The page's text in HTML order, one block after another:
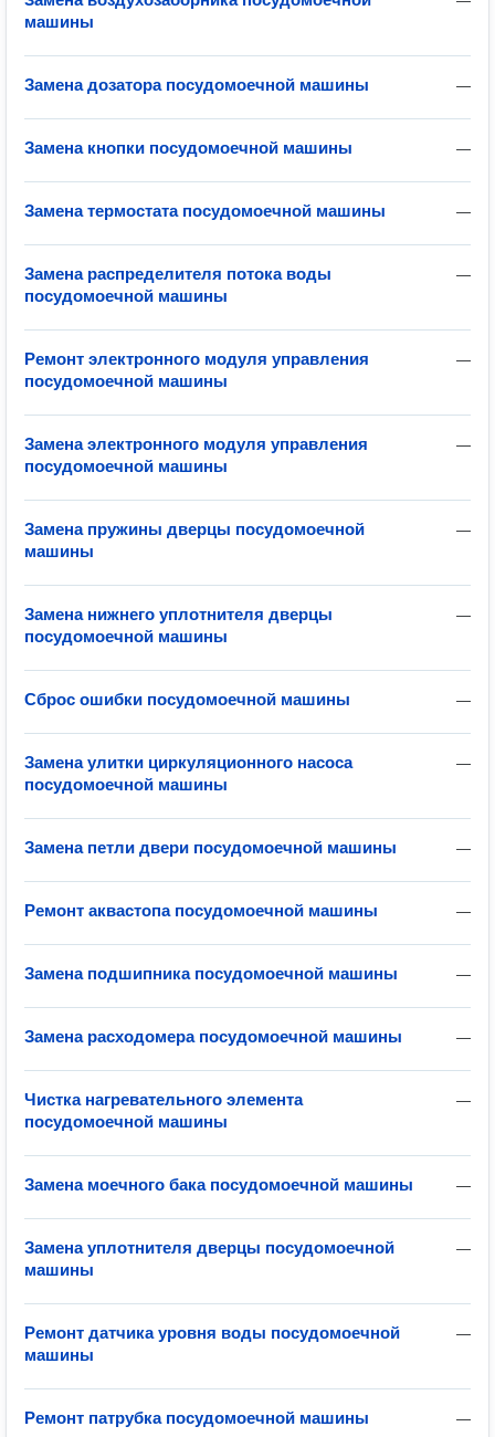
машины
—
Замена дозатора посудомоечной машины
—
Замена кнопки посудомоечной машины
—
Замена термостата посудомоечной машины
—
Замена распределителя потока воды
посудомоечной машины
—
Ремонт электронного модуля управления
посудомоечной машины
—
Замена электронного модуля управления
посудомоечной машины
—
Замена пружины дверцы посудомоечной
машины
—
Замена нижнего уплотнителя дверцы
посудомоечной машины
—
Сброс ошибки посудомоечной машины
—
Замена улитки циркуляционного насоса
посудомоечной машины
—
Замена петли двери посудомоечной машины
—
Ремонт аквастопа посудомоечной машины
—
Замена подшипника посудомоечной машины
—
Замена расходомера посудомоечной машины
—
Чистка нагревательного элемента
посудомоечной машины
—
Замена моечного бака посудомоечной машины
—
Замена уплотнителя дверцы посудомоечной
машины
—
Ремонт датчика уровня воды посудомоечной
машины
—
Ремонт патрубка посудомоечной машины